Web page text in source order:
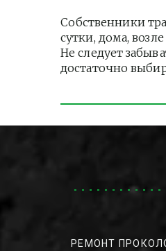
Собственники
сутки, дома,
Не следует
достаточно
РЕМОНТ